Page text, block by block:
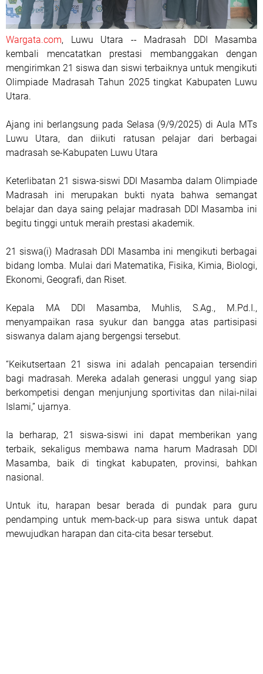
Wargata.com, Luwu Utara -- Madrasah DDI Masamba
kembali mencatatkan prestasi membanggakan dengan
mengirimkan 21 siswa dan siswi terbaiknya untuk mengikuti
Olimpiade Madrasah Tahun 2025 tingkat Kabupaten Luwu
Utara.
Ajang ini berlangsung pada Selasa (9/9/2025) di Aula MTs
Luwu Utara, dan diikuti ratusan pelajar dari berbagai
madrasah se-Kabupaten Luwu Utara
Keterlibatan 21 siswa-siswi DDI Masamba dalam Olimpiade
Madrasah ini merupakan bukti nyata bahwa semangat
belajar dan daya saing pelajar madrasah DDI Masamba ini
begitu tinggi untuk meraih prestasi akademik.
21 siswa(i) Madrasah DDI Masamba ini mengikuti berbagai
bidang lomba. Mulai dari Matematika, Fisika, Kimia, Biologi,
Ekonomi, Geografi, dan Riset.
Kepala MA DDI Masamba, Muhlis, S.Ag., M.Pd.I.,
menyampaikan rasa syukur dan bangga atas partisipasi
siswanya dalam ajang bergengsi tersebut.
“Keikutsertaan 21 siswa ini adalah pencapaian tersendiri
bagi madrasah. Mereka adalah generasi unggul yang siap
berkompetisi dengan menjunjung sportivitas dan nilai-nilai
Islami,” ujarnya.
Ia berharap, 21 siswa-siswi ini dapat memberikan yang
terbaik, sekaligus membawa nama harum Madrasah DDI
Masamba, baik di tingkat kabupaten, provinsi, bahkan
nasional.
Untuk itu, harapan besar berada di pundak para guru
pendamping untuk mem-back-up para siswa untuk dapat
mewujudkan harapan dan cita-cita besar tersebut.